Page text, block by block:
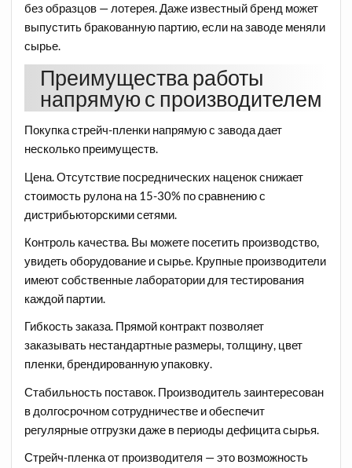
без образцов — лотерея. Даже известный бренд может
выпустить бракованную партию, если на заводе меняли
сырье.
Преимущества работы
напрямую с производителем
Покупка стрейч-пленки напрямую с завода дает
несколько преимуществ.
Цена. Отсутствие посреднических наценок снижает
стоимость рулона на 15-30% по сравнению с
дистрибьюторскими сетями.
Контроль качества. Вы можете посетить производство,
увидеть оборудование и сырье. Крупные производители
имеют собственные лаборатории для тестирования
каждой партии.
Гибкость заказа. Прямой контракт позволяет
заказывать нестандартные размеры, толщину, цвет
пленки, брендированную упаковку.
Стабильность поставок. Производитель заинтересован
в долгосрочном сотрудничестве и обеспечит
регулярные отгрузки даже в периоды дефицита сырья.
Стрейч-пленка от производителя — это возможность